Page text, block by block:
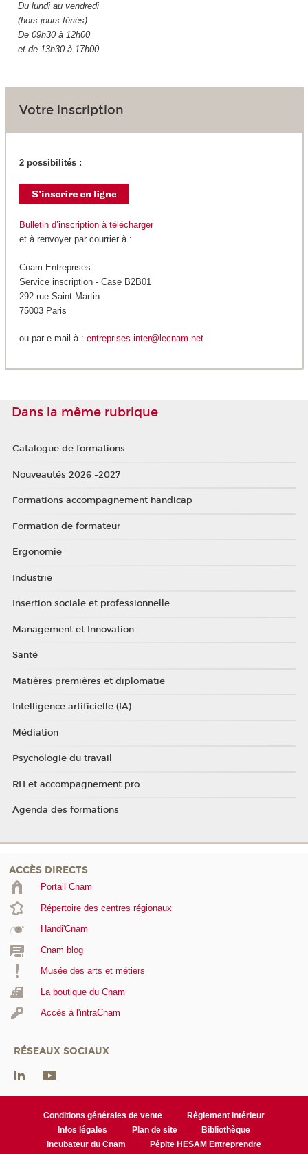
Du lundi au vendredi
(hors jours fériés)
De 09h30 à 12h00
et de 13h30 à 17h00
Votre inscription
2 possibilités :
Bulletin d’inscription à télécharger
et à renvoyer par courrier à :
Cnam Entreprises
Service inscription - Case B2B01
292 rue Saint-Martin
75003 Paris
ou par e-mail à : entreprises.inter@lecnam.net
Dans la même rubrique
Catalogue de formations
Nouveautés 2026 -2027
Formations accompagnement handicap
Formation de formateur
Ergonomie
Industrie
Insertion sociale et professionnelle
Management et Innovation
Santé
Matières premières et diplomatie
Intelligence artificielle (IA)
Médiation
Psychologie du travail
RH et accompagnement pro
Agenda des formations
ACCÈS DIRECTS
Portail Cnam
Répertoire des centres régionaux
Handi'Cnam
Cnam blog
Musée des arts et métiers
La boutique du Cnam
Accès à l'intraCnam
RÉSEAUX SOCIAUX
Conditions générales de vente
Règlement intérieur
Infos légales
Plan de site
Bibliothèque
Incubateur du Cnam
Pépite HESAM Entreprendre